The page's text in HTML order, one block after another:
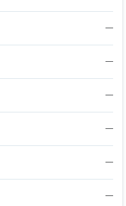
—
—
—
—
—
—